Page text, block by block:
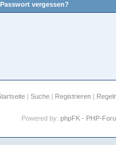
Passwort vergessen?
Suche Registrieren
Powered by: phpFK - PHP-